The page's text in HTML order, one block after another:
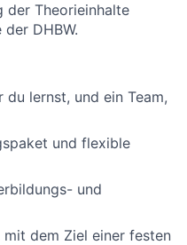
der Theorieinhalte
DHBW.
du lernst, und ein Team,
und flexible
und
dem Ziel einer festen